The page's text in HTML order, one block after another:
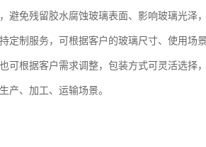
避免残留胶水腐蚀玻璃表面、影响玻璃光泽
定制服务，可根据客户的玻璃尺寸、使用场
根据客户需求调整，包装方式可灵活选择，
产、加工、运输场景。